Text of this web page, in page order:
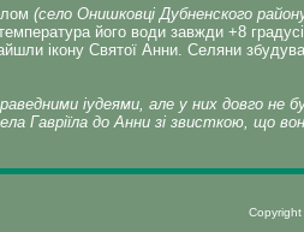
(село Онишковці Дубненского
його води завжди +8
ікону Святої Анни. Селяни
іудеями, але у них довго
Гавріїла до Анни зі звисткою, що